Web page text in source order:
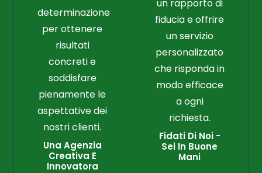
determinazione
per ottenere
risultati
concreti e
soddisfare
pienamente le
aspettative dei
nostri clienti.
Una Agenzia
Creativa E
Innovatora
un rapporto di
fiducia e offrire
un servizio
personalizzato
che risponda in
modo efficace
a ogni
richiesta.
Fidati Di Noi -
Sei In Buone
Mani